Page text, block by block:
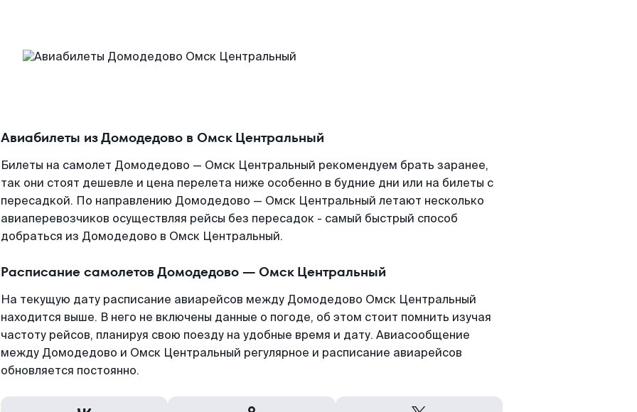
Авиабилеты из Домодедово в Омск Центральный
Билеты на самолет Домодедово — Омск Центральный рекомендуем брать заранее,
так они стоят дешевле и цена перелета ниже особенно в будние дни или на билеты с
пересадкой. По направлению Домодедово — Омск Центральный летают несколько
авиаперевозчиков осуществляя рейсы без пересадок - самый быстрый способ
добраться из Домодедово в Омск Центральный.
Расписание самолетов Домодедово — Омск Центральный
На текущую дату расписание авиарейсов между Домодедово Омск Центральный
находится выше. В него не включены данные о погоде, об этом стоит помнить изучая
частоту рейсов, планируя свою поезду на удобные время и дату. Авиасообщение
между Домодедово и Омск Центральный регулярное и расписание авиарейсов
обновляется постоянно.